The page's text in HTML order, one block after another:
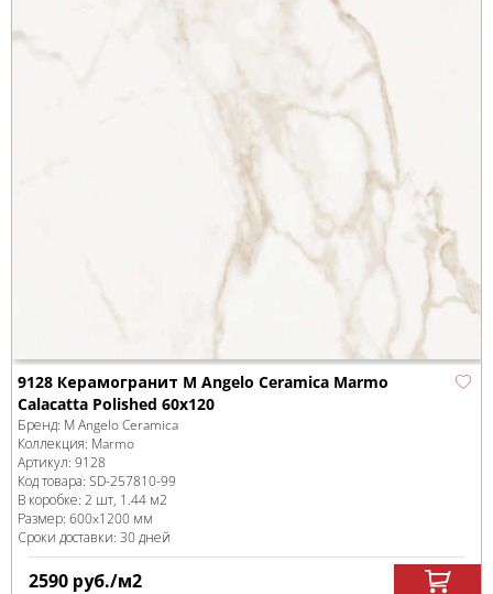
9128 Керамогранит M Angelo Ceramica Marmo
Calacatta Polished 60x120
Бренд: M Angelo Ceramica
Коллекция: Marmo
Артикул: 9128
Код товара: SD-257810-99
В коробке: 2 шт, 1.44 м2
Размер: 600x1200 мм
Сроки доставки: 30 дней
2590 руб./м2